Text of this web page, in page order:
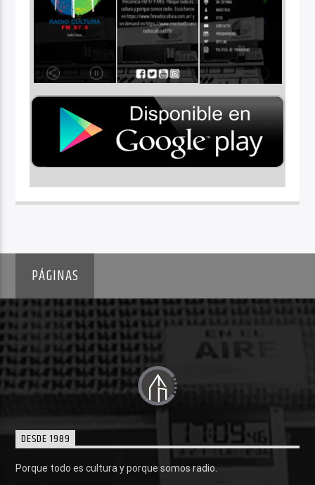
PÁGINAS
DESDE 1989
Porque todo es cultura y porque somos radio.